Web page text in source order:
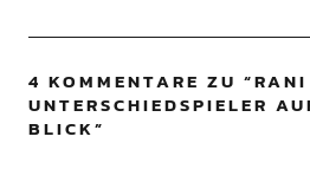
4 KOMMENTARE ZU “
UNTERSCHIEDSPIELER
BLICK”